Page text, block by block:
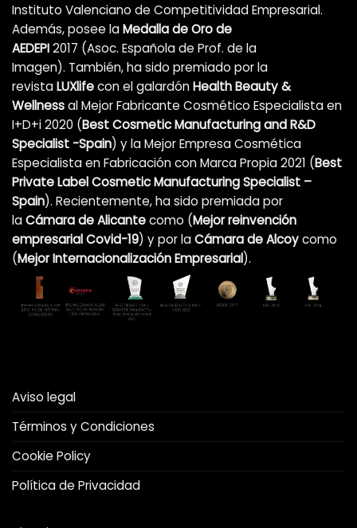
Instituto Valenciano de Competitividad Empresarial.
Además, posee laMedalla de Oro de
AEDEPI2017 (Asoc. Española de Prof. de la
Imagen). También, ha sido premiado por la
revistaLUXlifecon el galardónHealth Beauty &
Wellnessal Mejor Fabricante Cosmético Especialista en
I+D+i 2020 (Best Cosmetic Manufacturing and R&D
Specialist -Spain) y la Mejor Empresa Cosmética
Especialista en Fabricación con Marca Propia 2021 (Best
Private Label Cosmetic Manufacturing Specialist –
Spain). Recientemente, ha sido premiada por
laCámara de Alicantecomo (Mejor reinvención
empresarial Covid-19) y por laCámara de Alcoycomo
(Mejor Internacionalización Empresarial).
Aviso legal
Términos y Condiciones
Cookie Policy
Política de Privacidad